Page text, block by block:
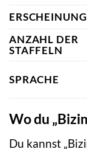
ANZAHL DER
STAFFELN
SPRACHE
Wo du
Du kannst